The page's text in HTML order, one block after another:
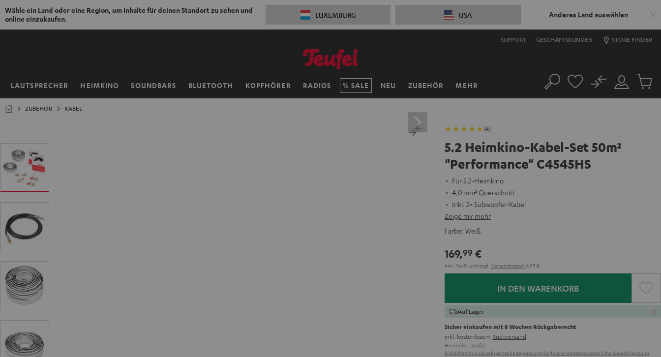
Wähle ein Land oder eine Region, um Inhalte für deinen Standort zu sehen und
online einzukaufen.
LUXEMBURG USA Anderes Land auswählen
ZUM
SUPPORT GESCHÄFTSKUNDEN STORE FINDER
LAUTSPRECHER HEIMKINO SOUNDBARS BLUETOOTH KOPFHÖRER RADIOS SALE NEU ZUBEHÖR MEHR
Startseite Suche
Mein
Konto
No
Artikel
ZUBEHÖR KABEL
(4)
5.2 Heimkino-Kabel-Set 50m²
"Performance" C4545HS
Für 5.2‑Heimkino
4,0 mm² Querschnitt
Inkl. 2× Subwoofer‑Kabel
Zeige mir mehr
Farbe: Weiß
169,99 €
Inkl. MwSt und zzgl. Versandkosten 4,99 €
IN DEN WARENKORB
Auf Lager
Sicher einkaufen mit 8 Wochen Rückgaberecht
inkl. kostenlosem Rückversand
Hersteller: Teufel
SicherheitshinweiseErsatzteileReparaturenSoftware-UpdatesGesetzliche Gewährleistung